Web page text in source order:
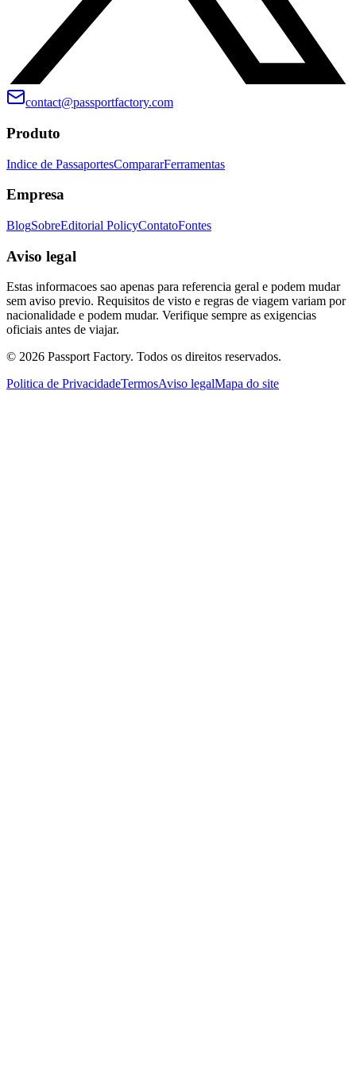
contact@passportfactory.com
Produto
Indice de PassaportesCompararFerramentas
Empresa
BlogSobreEditorial PolicyContatoFontes
Aviso legal
Estas informacoes sao apenas para referencia geral e podem mudar
sem aviso previo. Requisitos de visto e regras de viagem variam por
nacionalidade e podem mudar. Verifique sempre as exigencias
oficiais antes de viajar.
© 2026 Passport Factory. Todos os direitos reservados.
Politica de PrivacidadeTermosAviso legalMapa do site